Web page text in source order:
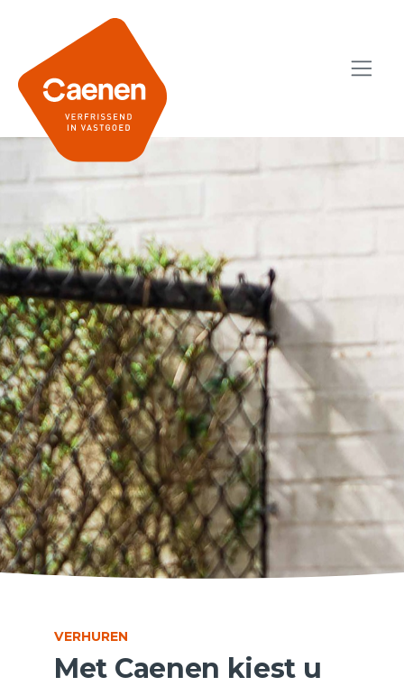
VERHUREN
Met Caenen kiest u